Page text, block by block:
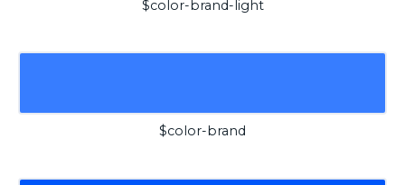
$color-brand-light
$color-brand